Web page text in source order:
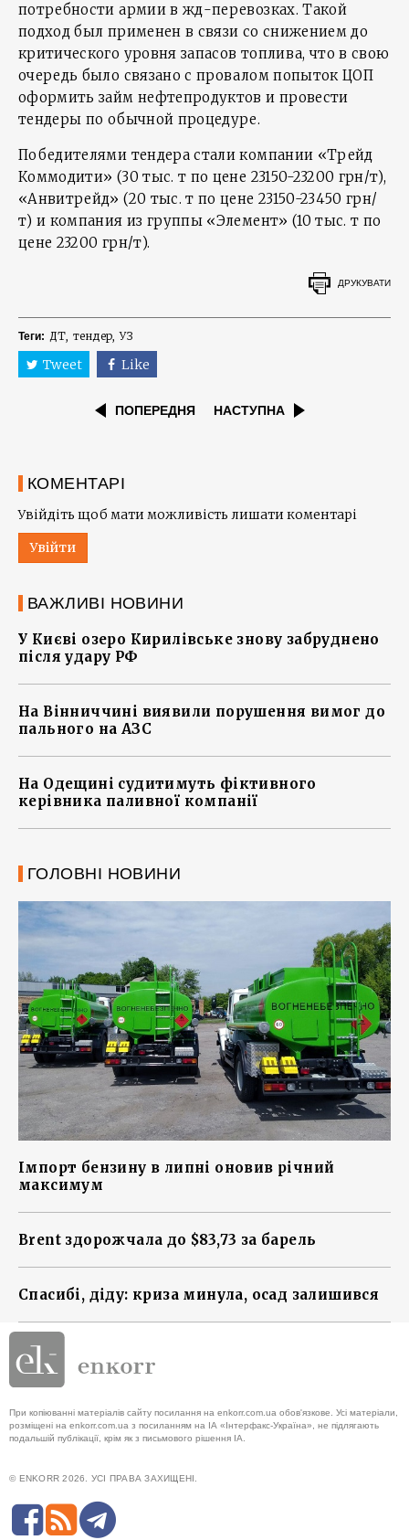
потребности армии в жд-перевозках. Такой
подход был применен в связи со снижением до
критического уровня запасов топлива, что в свою
очередь было связано с провалом попыток ЦОП
оформить займ нефтепродуктов и провести
тендеры по обычной процедуре.
Победителями тендера стали компании «Трейд
Коммодити» (30 тыс. т по цене 23150-23200 грн/т),
«Анвитрейд» (20 тыс. т по цене 23150-23450 грн/
т) и компания из группы «Элемент» (10 тыс. т по
цене 23200 грн/т).
ДРУКУВАТИ
Теги: ДТ тендер УЗ
Tweet Like
ПОПЕРЕДНЯ НАСТУПНА
КОМЕНТАРІ
Увійдіть щоб мати можливість лишати коментарі
Увійти
ВАЖЛИВІ НОВИНИ
У Києві озеро Кирилівське знову забруднено
після удару РФ
На Вінниччині виявили порушення вимог до
пального на АЗС
На Одещині судитимуть фіктивного
керівника паливної компанії
ГОЛОВНІ НОВИНИ
Імпорт бензину в липні оновив річний
максимум
Brent здорожчала до $83,73 за барель
Спасибі, діду: криза минула, осад залишився
При копіюванні матеріалів сайту посилання на enkorr.com.ua обов'язкове. Усі матеріали,
розміщені на enkorr.com.ua з посиланням на ІА «Інтерфакс-Україна», не підлягають
подальшій публікації, крім як з письмового рішення ІА.
© ENKORR 2026. УСІ ПРАВА ЗАХИЩЕНІ.